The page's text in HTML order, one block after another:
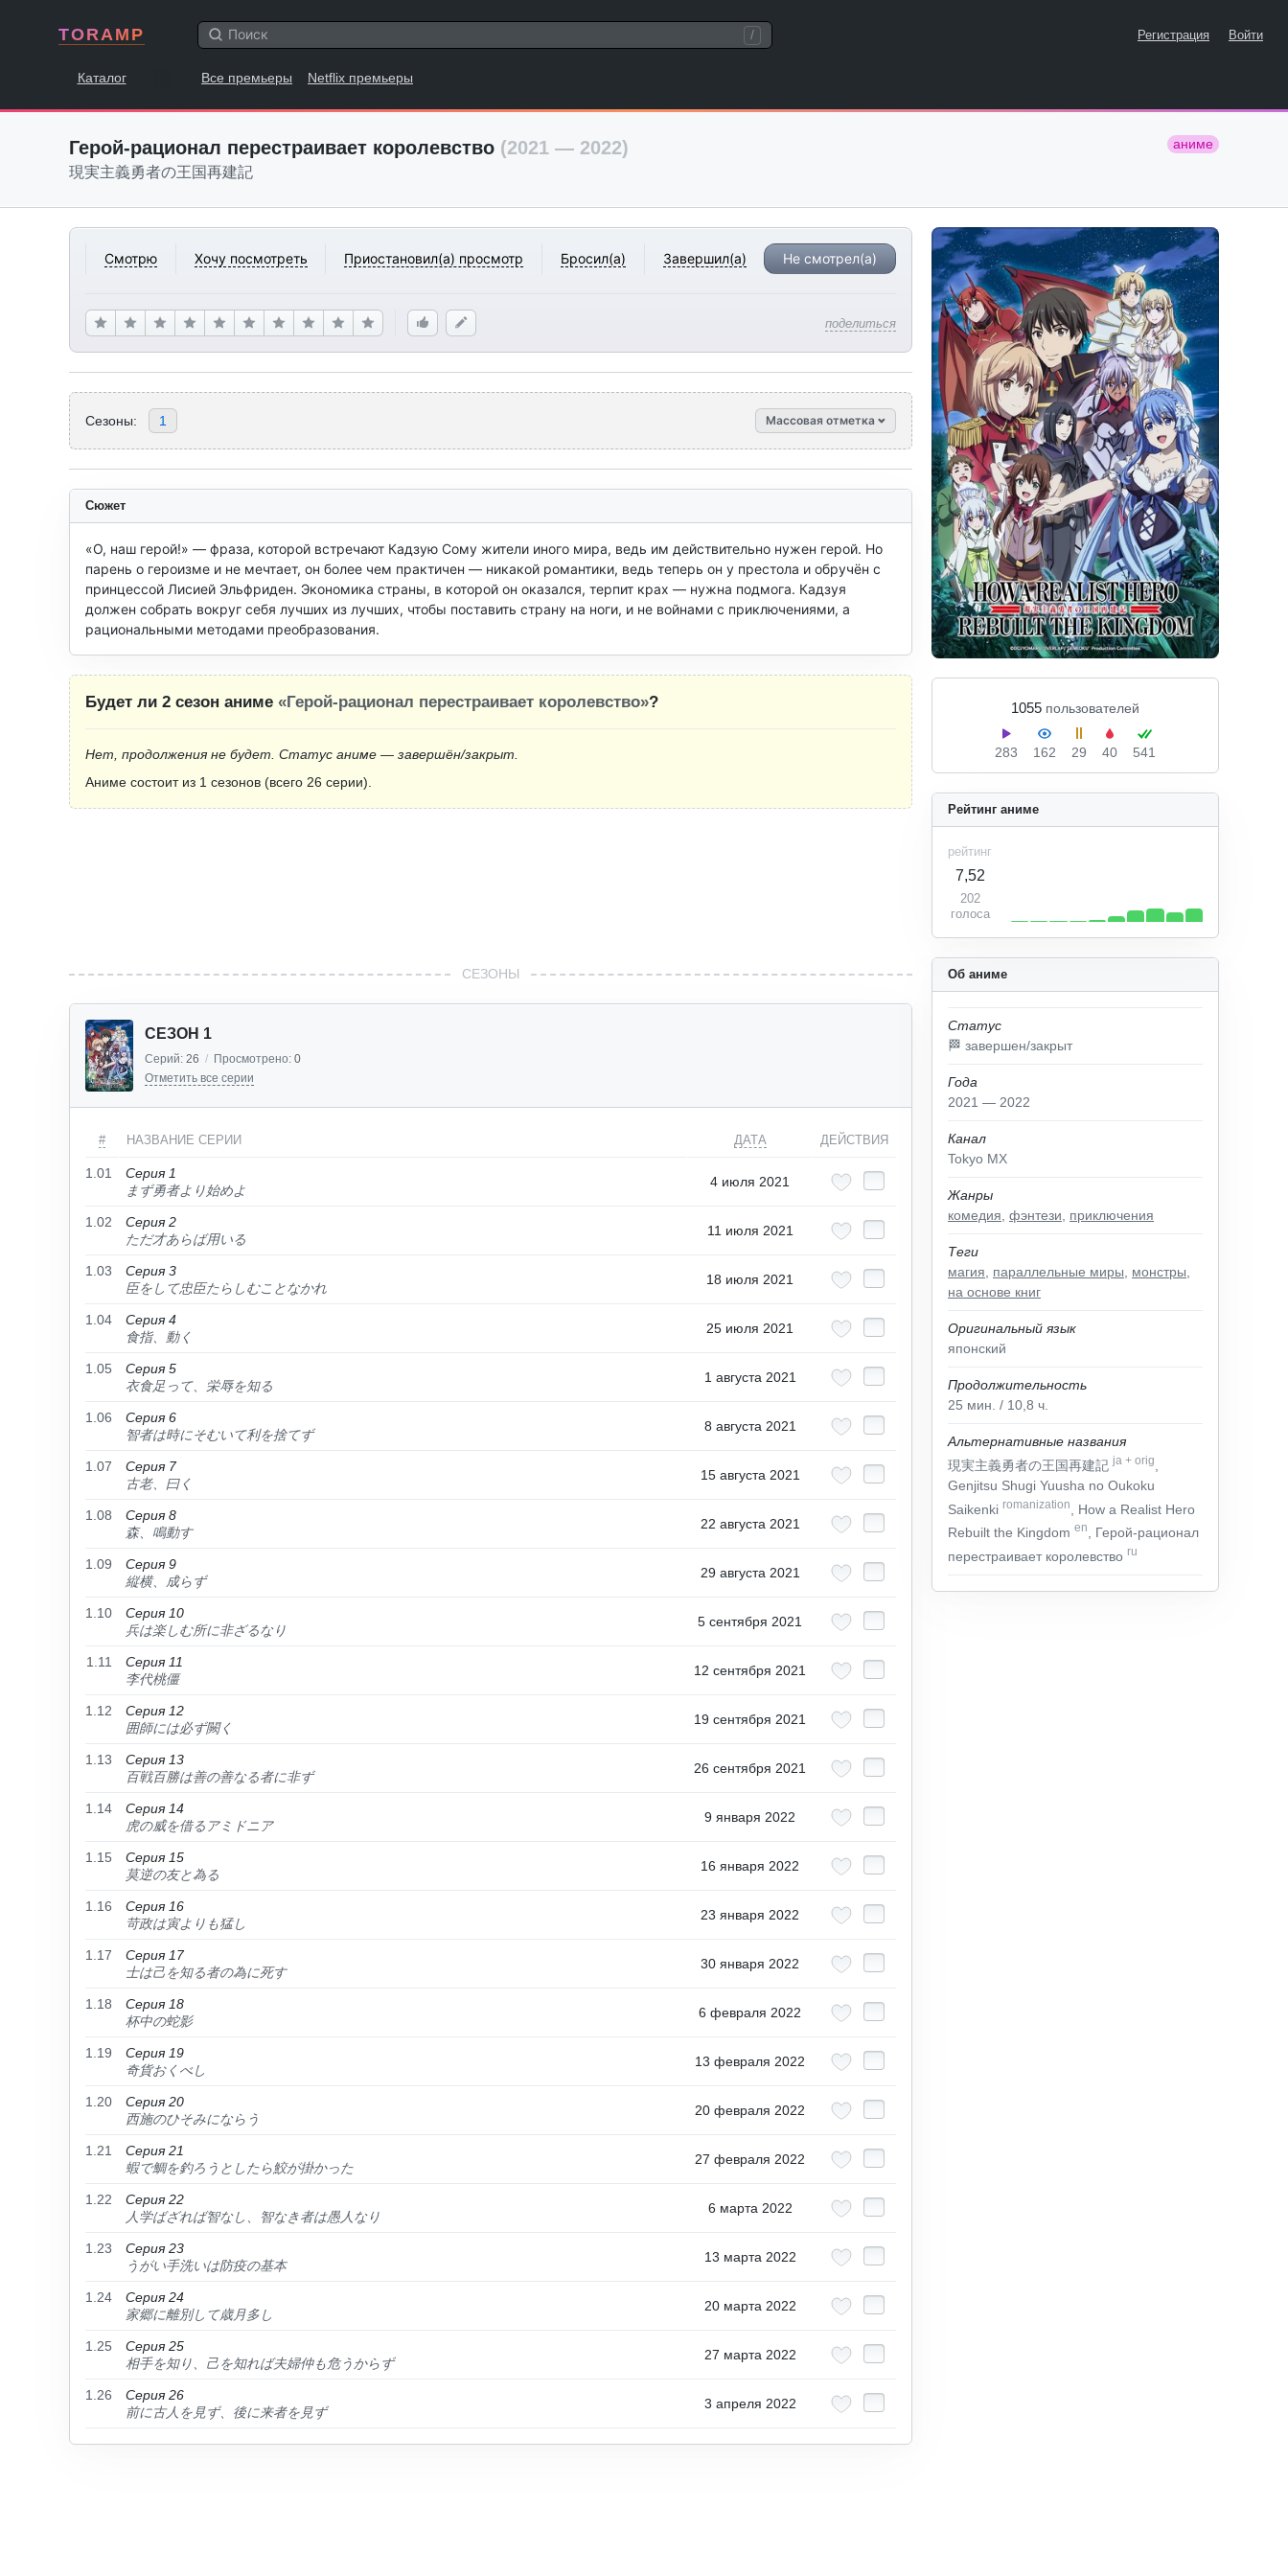
TORAMP / Регистрация Войти
Каталог Все премьеры Netflix премьеры
Герой-рационал перестраивает королевство (2021 — 2022) аниме
現実主義勇者の王国再建記
Смотрю Хочу посмотреть Приостановил(а) просмотр Бросил(а) Завершил(а) Не смотрел(а)
поделиться
1055 пользователей
283 162 29 40 541
Сезоны: 1 Массовая отметка
Об аниме
Статус
🏁 завершен/закрыт
Года
2021 — 2022
Канал
Tokyo MX
Жанры
комедия фэнтези приключения
Теги
магия
параллельные миры монстры
на основе книг
Оригинальный язык
японский
Продолжительность
25 мин. / 10,8 ч.
Альтернативные названия
現実主義勇者の王国再建記ja + orig
Genjitsu Shugi Yuusha no Oukoku
Saikenki romanization
, How a Realist Hero
Rebuilt the Kingdom en
, Герой-рационал
перестраивает королевство ru
Рейтинг аниме
рейтинг
7,52
202
голоса
Сюжет
«О, наш герой!» — фраза, которой встречают Кадзую Сому жители иного мира, ведь им действительно нужен герой. Но
парень о героизме и не мечтает, он более чем практичен — никакой романтики, ведь теперь он у престола и обручён с
принцессой Лисией Эльфриден. Экономика страны, в которой он оказался, терпит крах — нужна подмога. Кадзуя
должен собрать вокруг себя лучших из лучших, чтобы поставить страну на ноги, и не войнами с приключениями, а
рациональными методами преобразования.
Будет ли 2 сезон аниме «Герой-рационал перестраивает королевство»?
Нет, продолжения не будет. Статус аниме — завершён/закрыт.
Аниме состоит из 1 сезонов (всего 26 серии).
СЕЗОНЫ
СЕЗОН 1
Серий: 26 / Просмотрено: 0
Отметить все серии
# НАЗВАНИЕ СЕРИИ ДАТА ДЕЙСТВИЯ
1.01
Серия 1
まず勇者より始めよ
4 июля 2021
1.02
Серия 2
ただ才あらば用いる
11 июля 2021
1.03
Серия 3
臣をして忠臣たらしむことなかれ
18 июля 2021
1.04
Серия 4
食指、動く
25 июля 2021
1.05
Серия 5
衣食足って、栄辱を知る
1 августа 2021
1.06
Серия 6
智者は時にそむいて利を捨てず
8 августа 2021
1.07
Серия 7
古老、曰く
15 августа 2021
1.08
Серия 8
森、鳴動す
22 августа 2021
1.09
Серия 9
縦横、成らず
29 августа 2021
1.10
Серия 10
兵は楽しむ所に非ざるなり
5 сентября 2021
1.11
Серия 11
李代桃僵
12 сентября 2021
1.12
Серия 12
囲師には必ず闕く
19 сентября 2021
1.13
Серия 13
百戦百勝は善の善なる者に非ず
26 сентября 2021
1.14
Серия 14
虎の威を借るアミドニア
9 января 2022
1.15
Серия 15
莫逆の友と為る
16 января 2022
1.16
Серия 16
苛政は寅よりも猛し
23 января 2022
1.17
Серия 17
士は己を知る者の為に死す
30 января 2022
1.18
Серия 18
杯中の蛇影
6 февраля 2022
1.19
Серия 19
奇貨おくべし
13 февраля 2022
1.20
Серия 20
⻄施のひそみにならう
20 февраля 2022
1.21
Серия 21
蝦で鯛を釣ろうとしたら鮫が掛かった
27 февраля 2022
1.22
Серия 22
人学ばざれば智なし、智なき者は愚人なり
6 марта 2022
1.23
Серия 23
うがい手洗いは防疫の基本
13 марта 2022
1.24
Серия 24
家郷に離別して歳月多し
20 марта 2022
1.25
Серия 25
相手を知り、己を知れば夫婦仲も危うからず
27 марта 2022
1.26
Серия 26
前に古人を見ず、後に来者を見ず
3 апреля 2022